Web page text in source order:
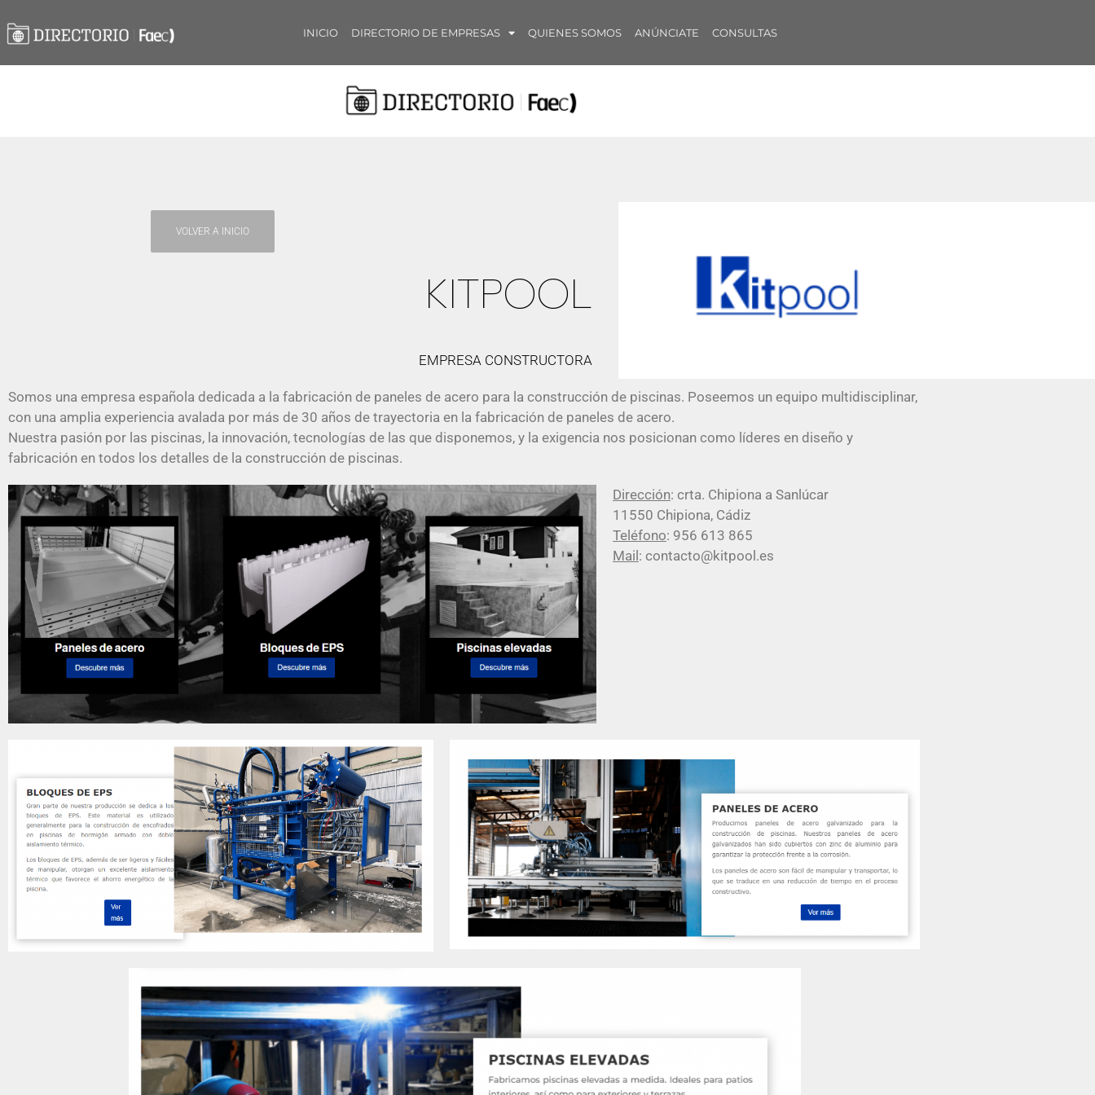
INICIO DIRECTORIO DE EMPRESAS QUIENES SOMOS ANÚNCIATE CONSULTAS
VOLVER A INICIO
KITPOOL
EMPRESA CONSTRUCTORA
Somos una empresa española dedicada a la fabricación de paneles de acero para la construcción de piscinas. Poseemos un equipo multidisciplinar,
con una amplia experiencia avalada por más de 30 años de trayectoria en la fabricación de paneles de acero.
Nuestra pasión por las piscinas, la innovación, tecnologías de las que disponemos, y la exigencia nos posicionan como líderes en diseño y
fabricación en todos los detalles de la construcción de piscinas.
Dirección: crta. Chipiona a Sanlúcar
11550 Chipiona, Cádiz
Teléfono: 956 613 865
Mail: contacto@kitpool.es